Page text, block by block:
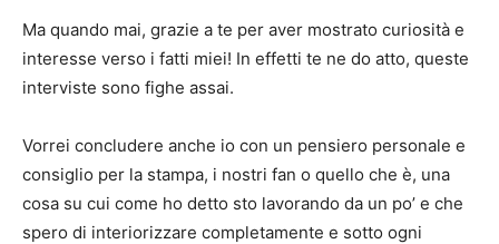
Ma quando mai, grazie a te per aver mostrato curiosità e
interesse verso i fatti miei! In effetti te ne do atto, queste
interviste sono fighe assai.
Vorrei concludere anche io con un pensiero personale e
consiglio per la stampa, i nostri fan o quello che è, una
cosa su cui come ho detto sto lavorando da un po’ e che
spero di interiorizzare completamente e sotto ogni